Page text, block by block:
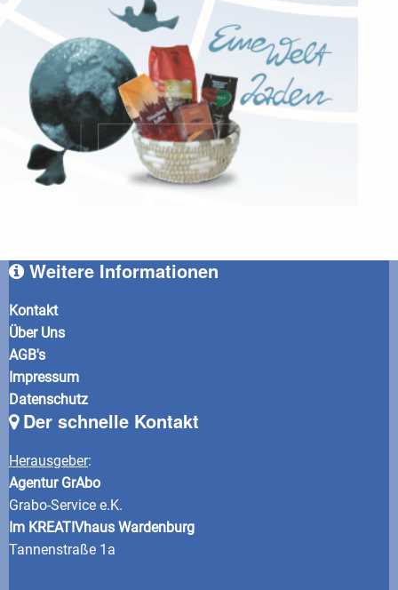
Weitere Informationen
Kontakt
Über Uns
AGB's
Impressum
Datenschutz
Der schnelle Kontakt
Herausgeber:
Agentur GrAbo
Grabo-Service e.K.
Im KREATIVhaus Wardenburg
Tannenstraße 1a